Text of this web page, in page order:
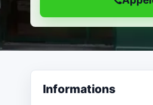
Informations